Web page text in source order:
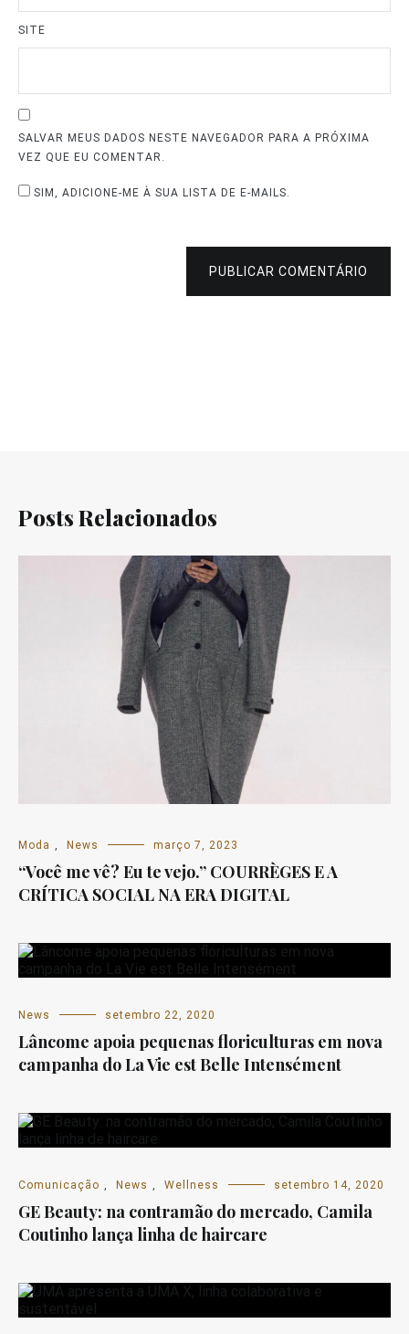
SITE
SALVAR MEUS DADOS NESTE NAVEGADOR PARA A PRÓXIMA
VEZ QUE EU COMENTAR.
SIM, ADICIONE-ME À SUA LISTA DE E-MAILS.
PUBLICAR COMENTÁRIO
Posts Relacionados
Moda , News março 7, 2023
“Você me vê? Eu te vejo.” COURRÈGES E A
CRÍTICA SOCIAL NA ERA DIGITAL
News setembro 22, 2020
Lâncome apoia pequenas floriculturas em nova
campanha do La Vie est Belle Intensément
Comunicação , News , Wellness setembro 14, 2020
GE Beauty: na contramão do mercado, Camila
Coutinho lança linha de haircare